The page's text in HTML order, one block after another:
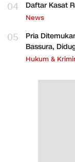
04 Daftar Kasat
News
05
Pria
Bassura,
Hukum &